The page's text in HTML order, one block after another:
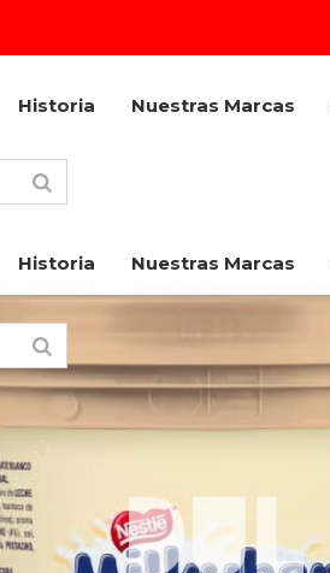
Historia Nuestras Marcas
Historia Nuestras Marcas